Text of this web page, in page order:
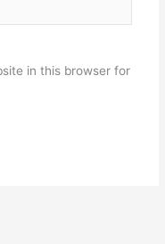
in this browser for